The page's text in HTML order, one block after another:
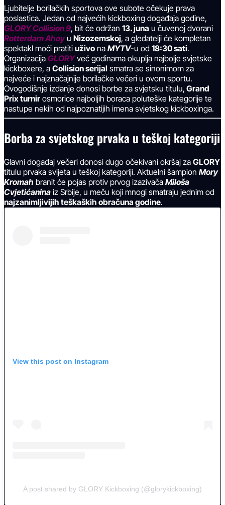
Ljubitelje borilačkih sportova ove subote očekuje prava
poslastica. Jedan od najvećih kickboxing događaja godine,
GLORY Collision 9, bit će održan 13. juna u čuvenoj dvorani
Rotterdam Ahoyu Nizozemskoj, a gledatelji će kompletan
spektakl moći pratiti uživo na MYTV-u od 18:30 sati.
Organizacija GLORYveć godinama okuplja najbolje svjetske
kickboxere, a Collision serijal smatra se sinonimom za
najveće i najznačajnije borilačke večeri u ovom sportu.
Ovogodišnje izdanje donosi borbe za svjetsku titulu, Grand
Prix turnir osmorice najboljih boraca poluteške kategorije te
nastupe nekih od najpoznatijih imena svjetskog kickboxinga.
Borba za svjetskog prvaka u teškoj kategoriji
Glavni događaj večeri donosi dugo očekivani okršaj za GLORY
titulu prvaka svijeta u teškoj kategoriji. Aktuelni šampion Mory
Kromah branit će pojas protiv prvog izazivača Miloša
Cvjetićanina iz Srbije, u meču koji mnogi smatraju jednim od
najzanimljivijih teškaških obračuna godine.
View this post on Instagram
A post shared by GLORY Kickboxing (@glorykickboxing)